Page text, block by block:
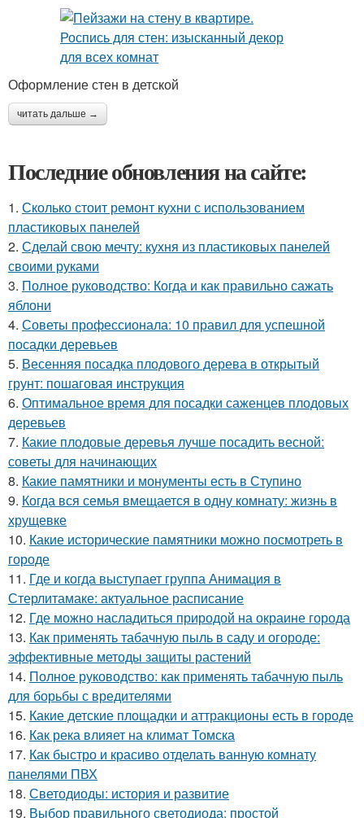
Оформление стен в детской
читать дальше →
Последние обновления на сайте:
1. Сколько стоит ремонт кухни с использованием
пластиковых панелей
2. Сделай свою мечту: кухня из пластиковых панелей
своими руками
3. Полное руководство: Когда и как правильно сажать
яблони
4. Советы профессионала: 10 правил для успешной
посадки деревьев
5. Весенняя посадка плодового дерева в открытый
грунт: пошаговая инструкция
6. Оптимальное время для посадки саженцев плодовых
деревьев
7. Какие плодовые деревья лучше посадить весной:
советы для начинающих
8. Какие памятники и монументы есть в Ступино
9. Когда вся семья вмещается в одну комнату: жизнь в
хрущевке
10. Какие исторические памятники можно посмотреть в
городе
11. Где и когда выступает группа Анимация в
Стерлитамаке: актуальное расписание
12. Где можно насладиться природой на окраине города
13. Как применять табачную пыль в саду и огороде:
эффективные методы защиты растений
14. Полное руководство: как применять табачную пыль
для борьбы с вредителями
15. Какие детские площадки и аттракционы есть в городе
16. Как река влияет на климат Томска
17. Как быстро и красиво отделать ванную комнату
панелями ПВХ
18. Светодиоды: история и развитие
19. Выбор правильного светодиода: простой